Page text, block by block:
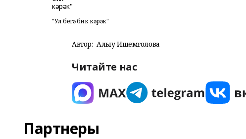
"Ул беҙгә бик кәрәк"
Автор: Алһыу Ишемғолова
Читайте нас
Партнеры